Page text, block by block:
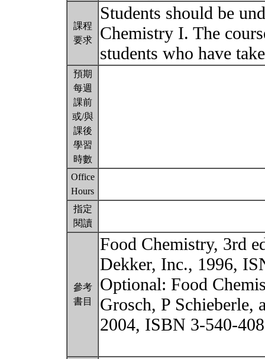
課程
要求
Students should be
Chemistry I. The
students who have
預期
每週
課前
或/與
課後
學習
時數
Office
Hours
指定
閱讀
參考
書目
Food Chemistry, 3rd
Dekker, Inc., 1996,
Optional: Food
Grosch, P Schieberle,
2004, ISBN 3-540-